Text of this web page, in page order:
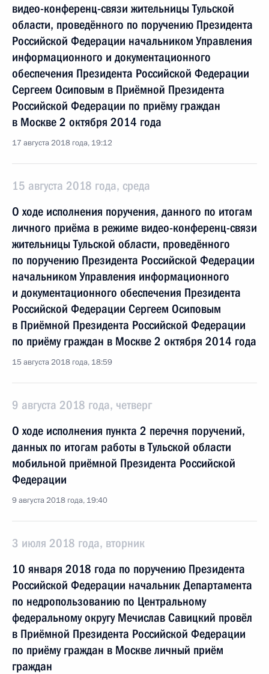
видео-конференц-связи жительницы Тульской
области, проведённого по поручению Президента
Российской Федерации начальником Управления
информационного и документационного
обеспечения Президента Российской Федерации
Сергеем Осиповым в Приёмной Президента
Российской Федерации по приёму граждан
в Москве 2 октября 2014 года
17 августа 2018 года, 19:12
15 августа 2018 года, среда
О ходе исполнения поручения, данного по итогам
личного приёма в режиме видео-конференц-связи
жительницы Тульской области, проведённого
по поручению Президента Российской Федерации
начальником Управления информационного
и документационного обеспечения Президента
Российской Федерации Сергеем Осиповым
в Приёмной Президента Российской Федерации
по приёму граждан в Москве 2 октября 2014 года
15 августа 2018 года, 18:59
9 августа 2018 года, четверг
О ходе исполнения пункта 2 перечня поручений,
данных по итогам работы в Тульской области
мобильной приёмной Президента Российской
Федерации
9 августа 2018 года, 19:40
3 июля 2018 года, вторник
10 января 2018 года по поручению Президента
Российской Федерации начальник Департамента
по недропользованию по Центральному
федеральному округу Мечислав Савицкий провёл
в Приёмной Президента Российской Федерации
по приёму граждан в Москве личный приём
граждан